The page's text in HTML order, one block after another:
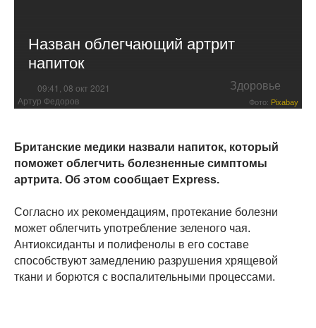
Назван облегчающий артрит
напиток
09:41, 08 окт 2021 Здоровье
Артур Федоров Фото: Pixabay
Британские медики назвали напиток, который
поможет облегчить болезненные симптомы
артрита. Об этом сообщает Express.
Согласно их рекомендациям, протекание болезни
может облегчить употребление зеленого чая.
Антиоксиданты и полифенолы в его составе
способствуют замедлению разрушения хрящевой
ткани и борются с воспалительными процессами.